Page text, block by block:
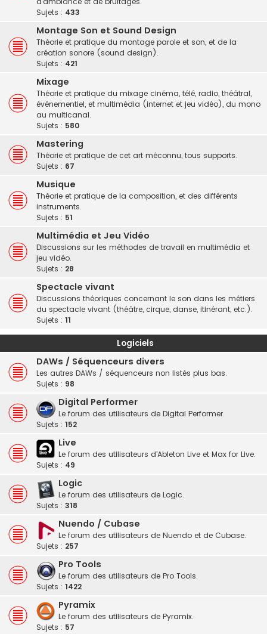
Sujets : 433
Montage Son et Sound Design
Théorie et pratique du montage parole et son, et de la
création sonore (sound design).
Sujets : 421
Mixage
Théorie et pratique du mixage cinéma, télé, radio, théâtral,
événementiel, et multimédia (internet et jeu vidéo), du mono
au multicanal.
Sujets : 580
Mastering
Théorie et pratique de cet art méconnu, tous supports.
Sujets : 67
Musique
Théorie et pratique de la composition, et des différents
instruments.
Sujets : 51
Multimédia et Jeu Vidéo
Discussions sur les méthodes de travail en multimédia et
jeu vidéo.
Sujets : 28
Spectacle vivant
Discussions théoriques concernant le son dans les métiers
du spectacle vivant (théâtre, cirque, danse, itinérant, etc.).
Sujets : 11
Logiciels
DAWs / Séquenceurs divers
Les autres DAWs / séquenceurs non listés plus bas.
Sujets : 98
Digital Performer
Le forum des utilisateurs de Digital Performer.
Sujets : 152
Live
Le forum des utilisateurs d'Ableton Live et Max for Live.
Sujets : 49
Logic
Le forum des utilisateurs de Logic.
Sujets : 318
Nuendo / Cubase
Le forum des utilisateurs de Nuendo et de Cubase.
Sujets : 257
Pro Tools
Le forum des utilisateurs de Pro Tools.
Sujets : 1422
Pyramix
Le forum des utilisateurs de Pyramix.
Sujets : 57